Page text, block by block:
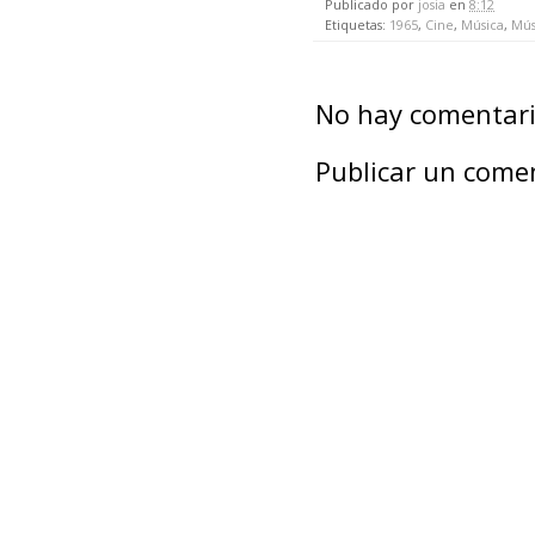
Publicado por josia en 8:12
Etiquetas: 1965, Cine, Música,
No hay
Publicar un